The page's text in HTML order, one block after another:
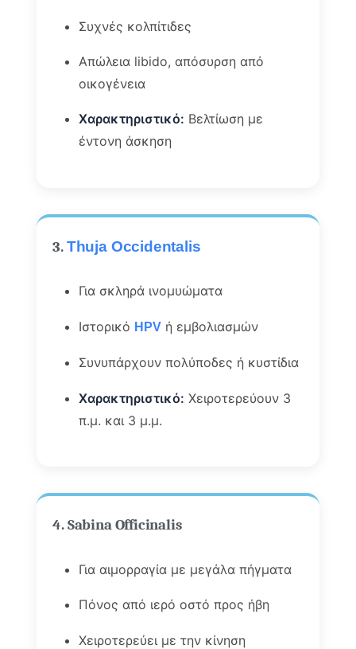
Συχνές κολπίτιδες
Απώλεια libido, απόσυρση από
οικογένεια
Χαρακτηριστικό: Βελτίωση με
έντονη άσκηση
3.Thuja Occidentalis
Για σκληρά ινομυώματα
Ιστορικό HPV ή εμβολιασμών
Συνυπάρχουν πολύποδες ή κυστίδια
Χαρακτηριστικό: Χειροτερεύουν 3
π.μ. και 3 μ.μ.
4. Sabina Officinalis
Για αιμορραγία με μεγάλα πήγματα
Πόνος από ιερό οστό προς ήβη
Χειροτερεύει με την κίνηση